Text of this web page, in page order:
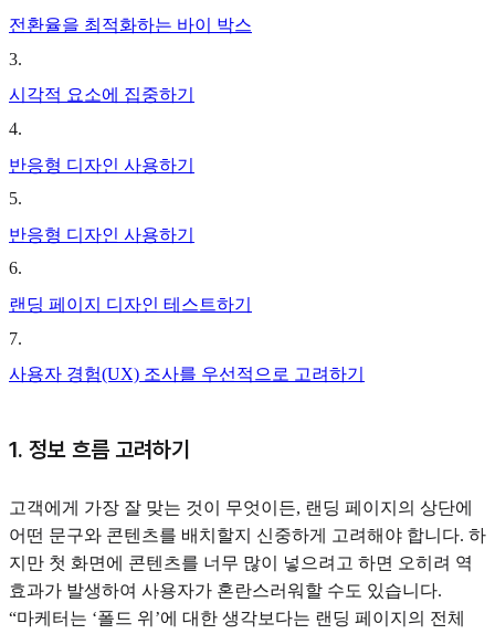
전환율을 최적화하는 바이 박스
3.
시각적 요소에 집중하기
4.
반응형 디자인 사용하기
5.
반응형 디자인 사용하기
6.
랜딩 페이지 디자인 테스트하기
7.
사용자 경험(UX) 조사를 우선적으로 고려하기
1. 정보 흐름 고려하기
고객에게 가장 잘 맞는 것이 무엇이든, 랜딩 페이지의 상단에
어떤 문구와 콘텐츠를 배치할지 신중하게 고려해야 합니다. 하
지만 첫 화면에 콘텐츠를 너무 많이 넣으려고 하면 오히려 역
효과가 발생하여 사용자가 혼란스러워할 수도 있습니다.
“마케터는 ‘폴드 위’에 대한 생각보다는 랜딩 페이지의 전체